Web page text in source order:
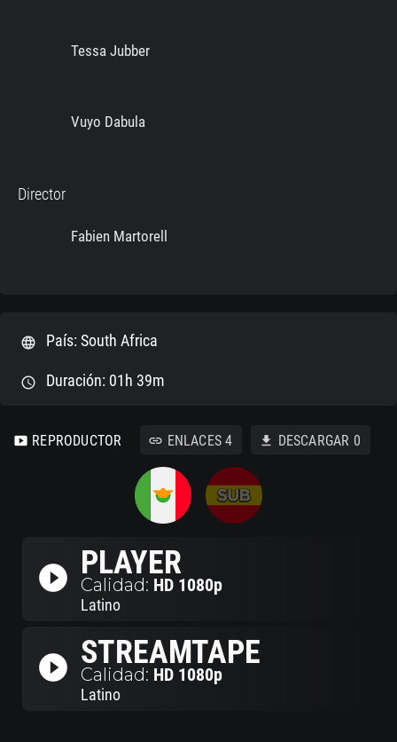
Tessa Jubber
Vuyo Dabula
Director
Fabien Martorell
language País: South Africa
schedule Duración: 01h 39m
smart_display REPRODUCTOR link ENLACES4 download DESCARGAR 0
play_circle_filled PLAYER
Calidad: HD 1080p
Latino
play_circle_filled STREAMTAPE
Calidad: HD 1080p
Latino